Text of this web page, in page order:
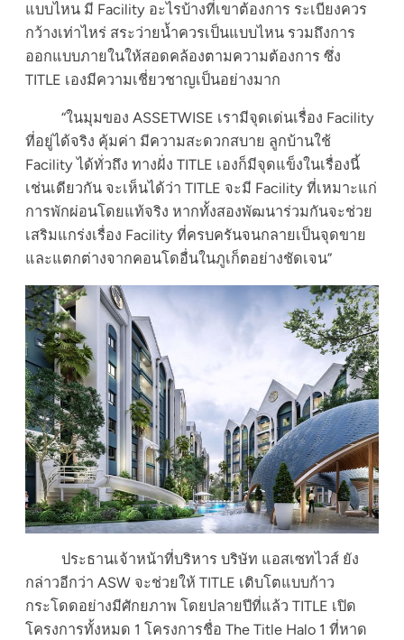
แบบไหน มี Facility อะไรบ้างที่เขาต้องการ ระเบียงควร
กว้างเท่าไหร่ สระว่ายน้ำควรเป็นแบบไหน รวมถึงการ
ออกแบบภายในให้สอดคล้องตามความต้องการ ซึ่ง
TITLE เองมีความเชี่ยวชาญเป็นอย่างมาก
“ในมุมของ ASSETWISE เรามีจุดเด่นเรื่อง Facility
ที่อยู่ได้จริง คุ้มค่า มีความสะดวกสบาย ลูกบ้านใช้
Facility ได้ทั่วถึง ทางฝั่ง TITLE เองก็มีจุดแข็งในเรื่องนี้
เช่นเดียวกัน จะเห็นได้ว่า TITLE จะมี Facility ที่เหมาะแก่
การพักผ่อนโดยแท้จริง หากทั้งสองพัฒนาร่วมกันจะช่วย
เสริมแกร่งเรื่อง Facility ที่ครบครันจนกลายเป็นจุดขาย
และแตกต่างจากคอนโดอื่นในภูเก็ตอย่างชัดเจน”
ประธานเจ้าหน้าที่บริหาร บริษัท แอสเซทไวส์ ยัง
กล่าวอีกว่า ASW จะช่วยให้ TITLE เติบโตแบบก้าว
กระโดดอย่างมีศักยภาพ โดยปลายปีที่แล้ว TITLE เปิด
โครงการทั้งหมด 1 โครงการชื่อ The Title Halo 1 ที่หาด